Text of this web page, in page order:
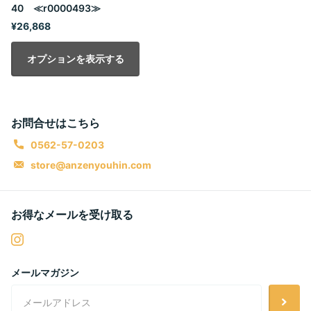
40 ≪r0000493≫
¥26,868
オプションを表示する
お問合せはこちら
0562-57-0203
store@anzenyouhin.com
お得なメールを受け取る
メールマガジン